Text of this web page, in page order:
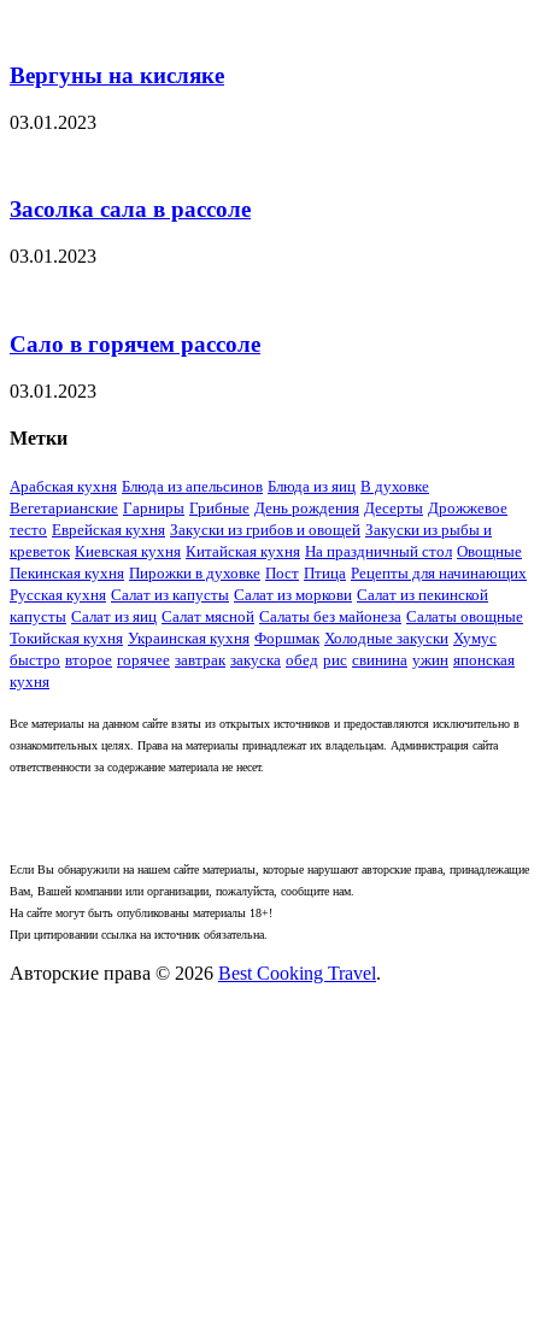
Вергуны на кисляке
03.01.2023
Засолка сала в рассоле
03.01.2023
Сало в горячем рассоле
03.01.2023
Метки
Арабская кухня Блюда из апельсинов Блюда из яиц В духовке
Вегетарианские Гарниры Грибные День рождения Десерты Дрожжевое
тесто Еврейская кухня Закуски из грибов и овощей Закуски из рыбы и
креветок Киевская кухня Китайская кухня На праздничный стол Овощные
Пекинская кухня Пирожки в духовке Пост Птица Рецепты для начинающих
Русская кухня Салат из капусты Салат из моркови Салат из пекинской
капусты Салат из яиц Салат мясной Салаты без майонеза Салаты овощные
Токийская кухня Украинская кухня Форшмак Холодные закуски Хумус
быстро второе горячее завтрак закуска обед рис свинина ужин японская
кухня
Все материалы на данном сайте взяты из открытых источников и предоставляются исключительно в
ознакомительных целях. Права на материалы принадлежат их владельцам. Администрация сайта
ответственности за содержание материала не несет.
Если Вы обнаружили на нашем сайте материалы, которые нарушают авторские права, принадлежащие
Вам, Вашей компании или организации, пожалуйста, сообщите нам.
На сайте могут быть опубликованы материалы 18+!
При цитировании ссылка на источник обязательна.
Авторские права © 2026 Best Cooking Travel.